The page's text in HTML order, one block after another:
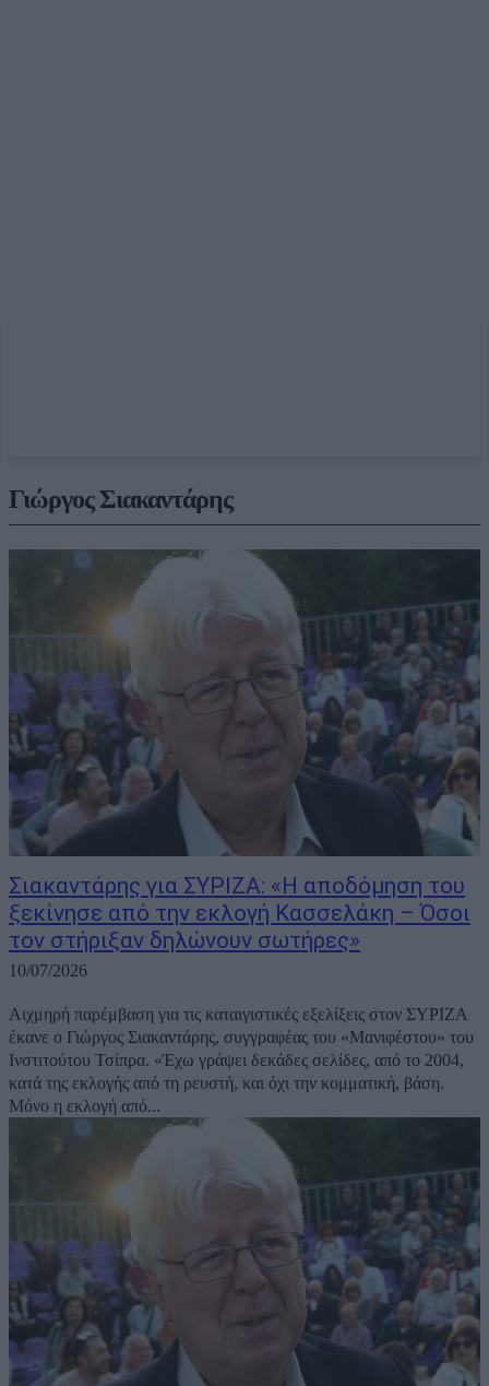
Γιώργος Σιακαντάρης
Σιακαντάρης για ΣΥΡΙΖΑ: «Η αποδόμηση του
ξεκίνησε από την εκλογή Κασσελάκη – Όσοι
τον στήριξαν δηλώνουν σωτήρες»
10/07/2026
Αιχμηρή παρέμβαση για τις καταιγιστικές εξελίξεις στον ΣΥΡΙΖΑ
έκανε ο Γιώργος Σιακαντάρης, συγγραφέας του «Μανιφέστου» του
Ινστιτούτου Τσίπρα. «Έχω γράψει δεκάδες σελίδες, από το 2004,
κατά της εκλογής από τη ρευστή, και όχι την κομματική, βάση.
Μόνο η εκλογή από...